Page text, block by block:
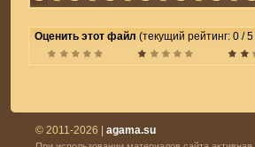
Оценить этот файл (текущий рейтинг: 0 /
© 2011-2026 | agama.su